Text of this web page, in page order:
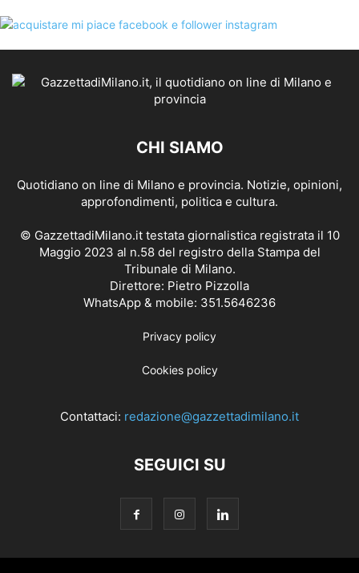
CHI SIAMO
Quotidiano on line di Milano e provincia. Notizie, opinioni,
approfondimenti, politica e cultura.
© GazzettadiMilano.it testata giornalistica registrata il 10
Maggio 2023 al n.58 del registro della Stampa del
Tribunale di Milano.
Direttore: Pietro Pizzolla
WhatsApp & mobile: 351.5646236
Privacy policy
Cookies policy
Contattaci: redazione@gazzettadimilano.it
SEGUICI SU